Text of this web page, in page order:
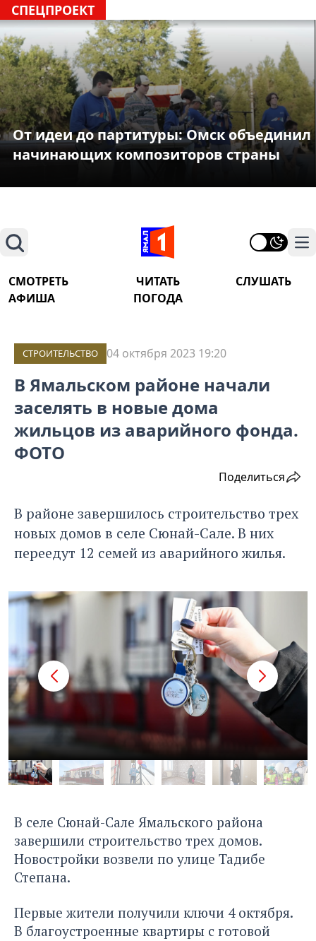
СПЕЦПРОЕКТ
От идеи до партитуры: Омск объединил
начинающих композиторов страны
Поиск
СМОТРЕТЬ ЧИТАТЬ
СЛУШАТЬ
АФИША
ПОГОДА
СТРОИТЕЛЬСТВО 04 октября 2023 19:20
В Ямальском районе начали
заселять в новые дома
жильцов из аварийного фонда.
ФОТО
Поделиться
В районе завершилось строительство трех
новых домов в селе Сюнай-Сале. В них
переедут 12 семей из аварийного жилья.
В селе Сюнай-Сале Ямальского района
завершили строительство трех домов.
Новостройки возвели по улице Тадибе
Степана.
Первые жители получили ключи 4 октября.
В благоустроенные квартиры с готовой